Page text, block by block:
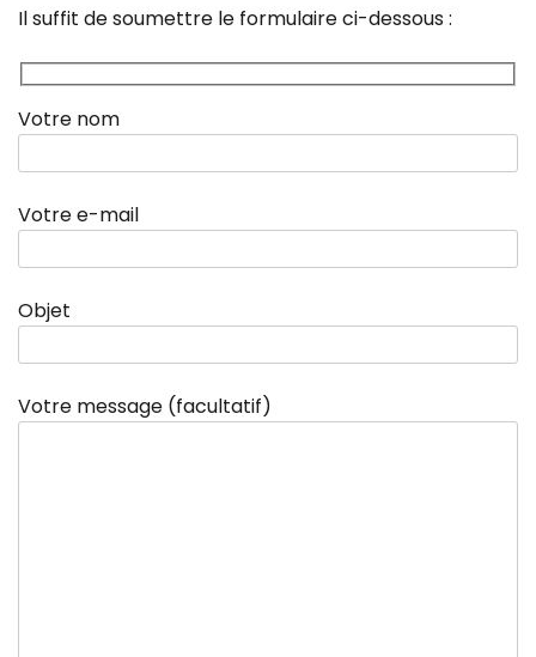
Il suffit de soumettre le formulaire ci-dessous :
Votre nom
Votre e-mail
Objet
Votre message (facultatif)